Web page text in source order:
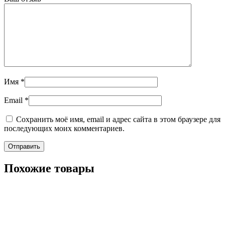
Имя *
Email *
Сохранить моё имя, email и адрес сайта в этом браузере для
последующих моих комментариев.
Похожие товары